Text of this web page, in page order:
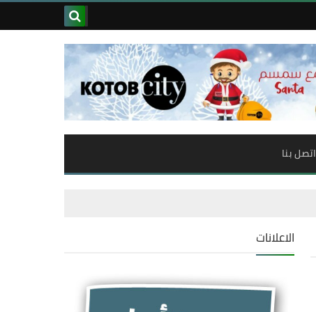
اتصل بنا
الاعلانات